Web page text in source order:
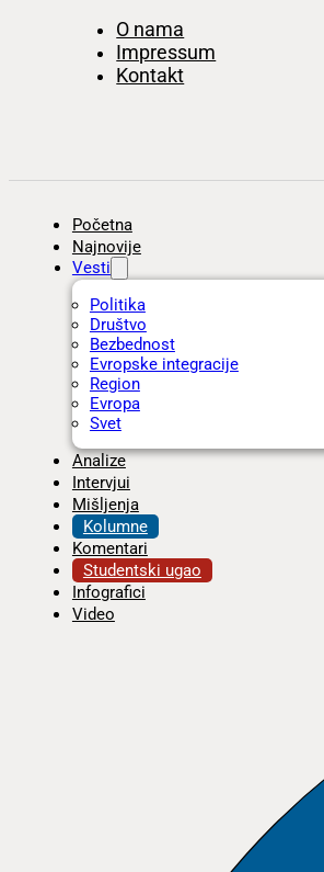
O nama
Impressum
Kontakt
Početna
Najnovije
Vesti
Politika
Društvo
Bezbednost
Evropske integracije
Region
Evropa
Svet
Analize
Intervjui
Mišljenja
Kolumne
Komentari
Studentski ugao
Infografici
Video